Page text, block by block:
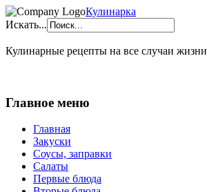
Кулинарка
Искать...
Кулинарные рецепты на все случаи жизни
Главное меню
Главная
Закуски
Соусы, заправки
Салаты
Первые блюда